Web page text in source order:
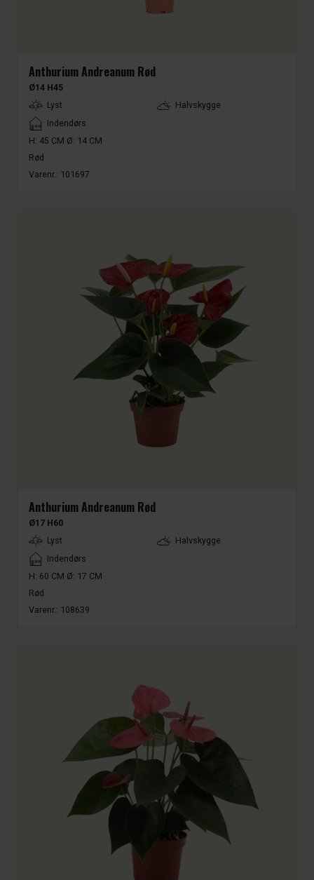
Anthurium Andreanum Rød
Ø14 H45
LightType
Lyst
Halvskygge
Placement
Indendørs
H: 45 CM Ø: 14 CM
Rød
Varenr.: 101697
Anthurium Andreanum Rød
Ø17 H60
LightType
Lyst
Halvskygge
Placement
Indendørs
H: 60 CM Ø: 17 CM
Rød
Varenr.: 108639